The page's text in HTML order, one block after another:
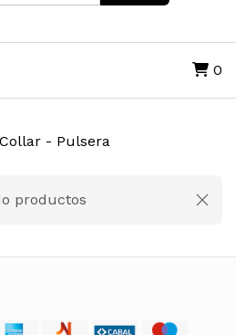
0
Collar - Pulsera
productos